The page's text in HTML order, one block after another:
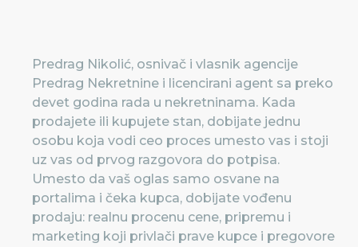
Predrag Nikolić, osnivač i vlasnik agencije
Predrag Nekretnine i licencirani agent sa preko
devet godina rada u nekretninama. Kada
prodajete ili kupujete stan, dobijate jednu
osobu koja vodi ceo proces umesto vas i stoji
uz vas od prvog razgovora do potpisa.
Umesto da vaš oglas samo osvane na
portalima i čeka kupca, dobijate vođenu
prodaju: realnu procenu cene, pripremu i
marketing koji privlači prave kupce i pregovore